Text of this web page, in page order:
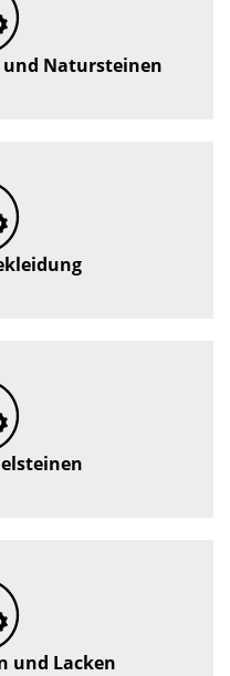
Natursteinen
und Lacken